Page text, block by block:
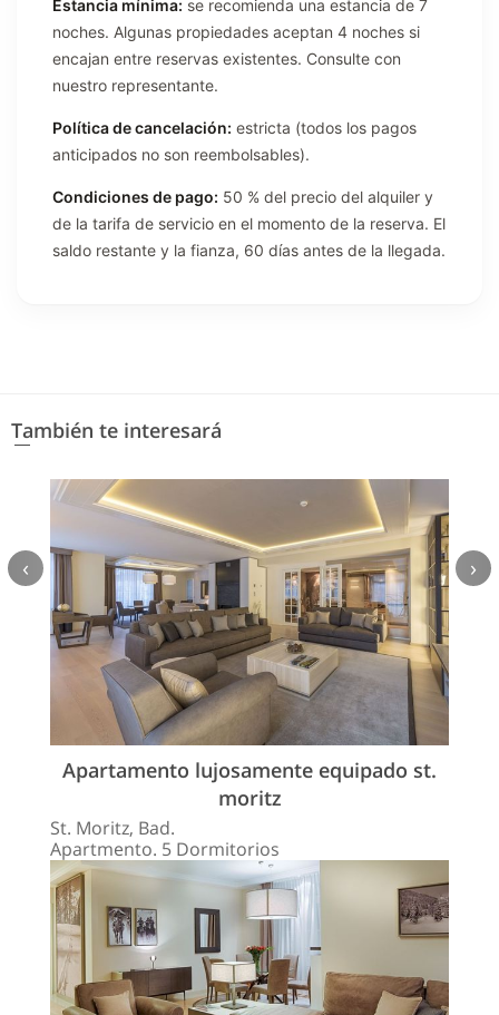
Estancia mínima: se recomienda una estancia de 7
noches. Algunas propiedades aceptan 4 noches si
encajan entre reservas existentes. Consulte con
nuestro representante.
Política de cancelación: estricta (todos los pagos
anticipados no son reembolsables).
Condiciones de pago: 50 % del precio del alquiler y
de la tarifa de servicio en el momento de la reserva. El
saldo restante y la fianza, 60 días antes de la llegada.
También te interesará
Apartamento lujosamente equipado st.
moritz
St. Moritz, Bad.
Apartmento. 5 Dormitorios
‹ ›